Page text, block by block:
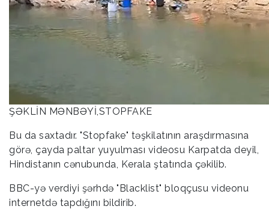
ŞƏKLİN MƏNBƏYİ,STOPFAKE
Bu da saxtadır. "Stopfake" təşkilatının araşdırmasına
görə, çayda paltar yuyulması videosu Karpatda deyil,
Hindistanın cənubunda, Kerala ştatında çəkilib.
BBC-yə verdiyi şərhdə "Blacklist" bloqçusu videonu
internetdə tapdığını bildirib.